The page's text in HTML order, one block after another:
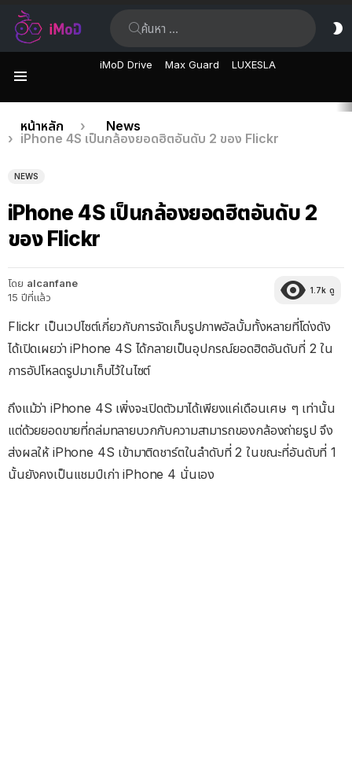
iMoD Drive Max Guard LUXESLA
เรื่อง
ล่าสุด
คุณอยู่ที่นี่:
หน้าหลัก
News
iPhone 4S เป็นกล้องยอดฮิตอันดับ 2 ของ Flickr
NEWS
iPhone 4S เป็นกล้องยอดฮิตอันดับ 2
ของ Flickr
โดย alcanfane
15 ปีที่แล้ว
1.7k ดู
Flickr เป็นเวปไซต์เกี่ยวกับการจัดเก็บรูปภาพอัลบั้มทั้งหลายที่โด่งดัง
ได้เปิดเผยว่า iPhone 4S ได้กลายเป็นอุปกรณ์ยอดฮิตอันดับที่ 2 ใน
การอัปโหลดรูปมาเก็บไว้ในไซต์
ถึงแม้ว่า iPhone 4S เพิ่งจะเปิดตัวมาได้เพียงแค่เดือนเศษ ๆ เท่านั้น
แต่ด้วยยอดขายที่ถล่มทลายบวกกับความสามารถของกล้องถ่ายรูป จึง
ส่งผลให้ iPhone 4S เข้ามาติดชาร์ตในลำดับที่ 2 ในขณะที่อันดับที่ 1
นั้นยังคงเป็นแชมป์เก่า iPhone 4 นั่นเอง